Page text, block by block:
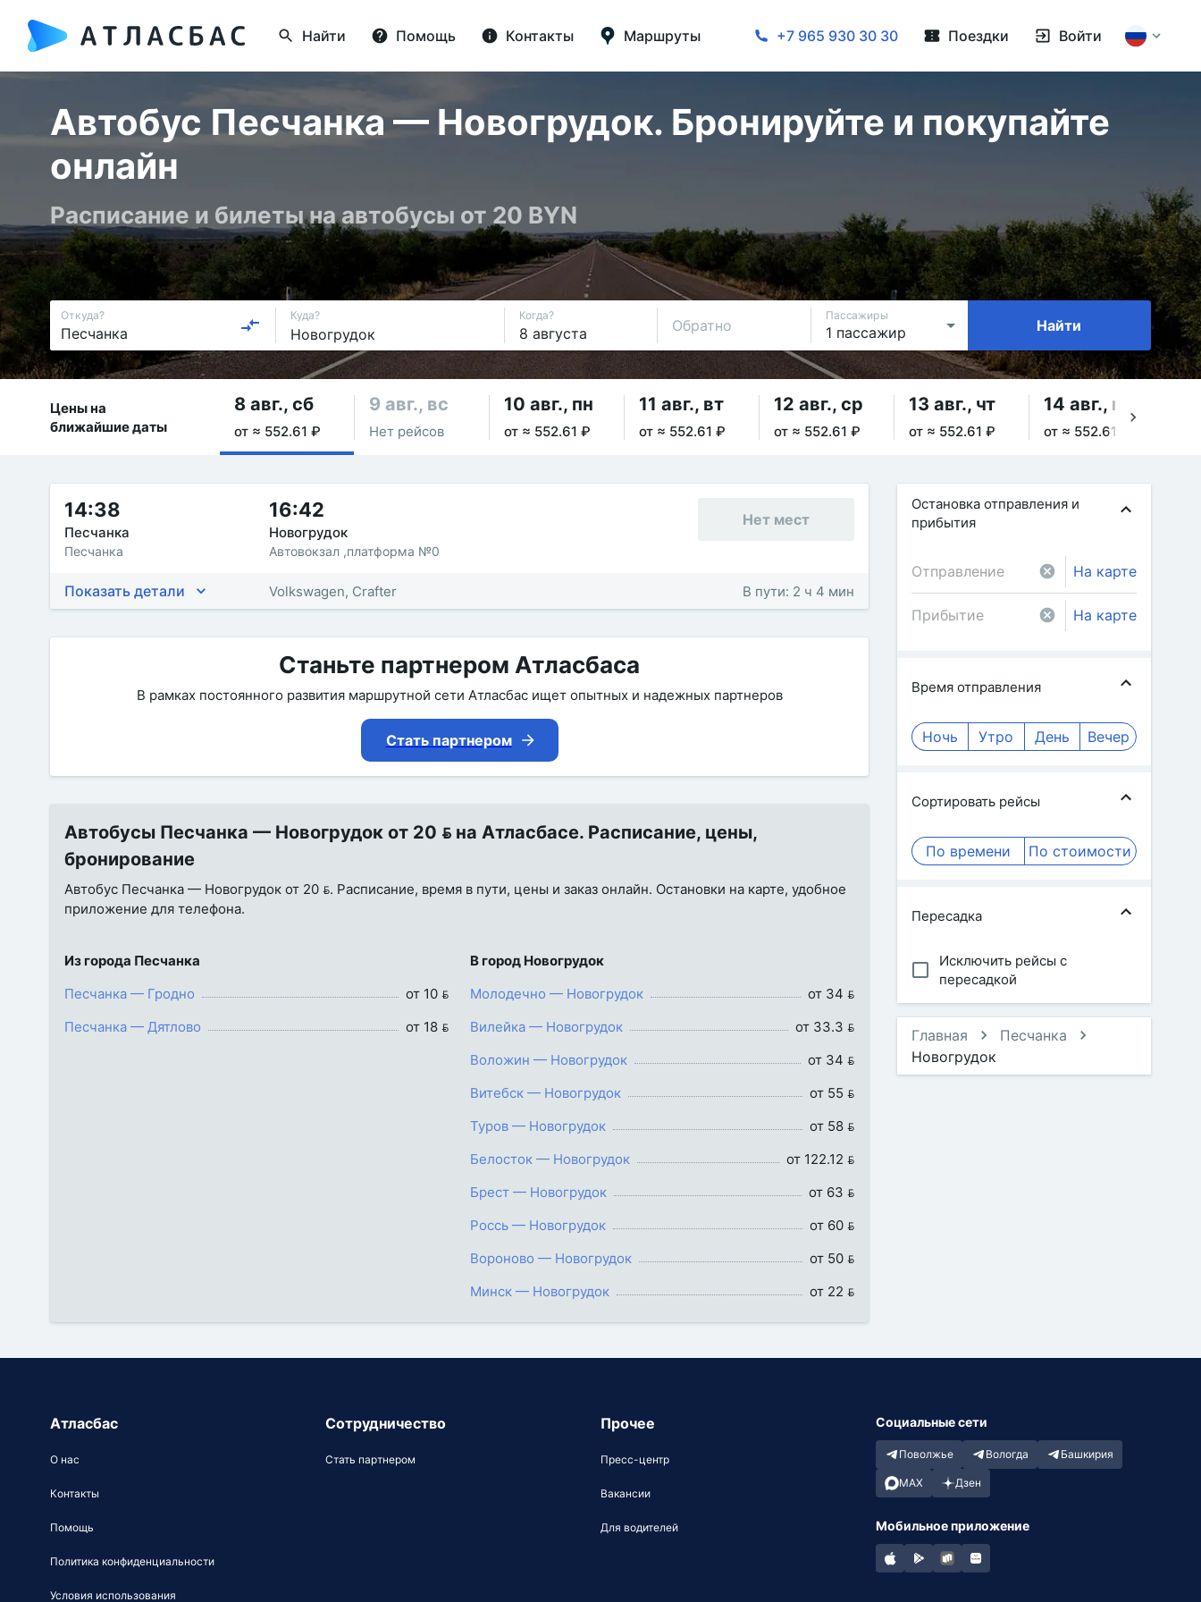
Найти Помощь Контакты Маршруты +7 965 930 30 30 Поездки Войти
Автобус Песчанка — Новогрудок. Бронируйте и покупайте
онлайн
Расписание и билеты на автобусы от 20 BYN
Откуда? Куда? Когда?
Обратно
Пассажиры
Найти
Цены на
ближайшие даты
8 авг., сб
от ≈ 552.61 ₽
9 авг., вс
Нет рейсов
10 авг., пн
от ≈ 552.61 ₽
11 авг., вт
от ≈ 552.61 ₽
12 авг., ср
от ≈ 552.61 ₽
13 авг., чт
от ≈ 552.61 ₽
14 авг., пт
от ≈ 552.61 ₽
14:38
Песчанка
Песчанка
16:42
Новогрудок
Автовокзал ,платформа №0
Нет мест
Показать детали Volkswagen, Crafter В пути: 2 ч 4 мин
Станьте партнером Атласбаса
В рамках постоянного развития маршрутной сети Атласбас ищет опытных и надежных партнеров
Стать партнером
Автобусы Песчанка — Новогрудок от 20  на Атласбасе. Расписание, цены,
бронирование
Автобус Песчанка — Новогрудок от 20 . Расписание, время в пути, цены и заказ онлайн. Остановки на карте, удобное
приложение для телефона.
Из города Песчанка
Песчанка — Гродно
от 10 
Песчанка — Дятлово
от 18 
В город Новогрудок
Молодечно — Новогрудок
от 34 
Вилейка — Новогрудок
от 33.3 
Воложин — Новогрудок
от 34 
Витебск — Новогрудок
от 55 
Туров — Новогрудок
от 58 
Белосток — Новогрудок
от 122.12 
Брест — Новогрудок
от 63 
Россь — Новогрудок
от 60 
Вороново — Новогрудок
от 50 
Минск — Новогрудок
от 22 
Остановка отправления и
прибытия
На карте
На карте
Время отправления
Ночь Утро День Вечер
Сортировать рейсы
По времени По стоимости
Пересадка
Исключить рейсы с
пересадкой
Главная
Песчанка
Новогрудок
Атласбас
О нас
Контакты
Помощь
Политика конфиденциальности
Условия использования
Сотрудничество
Стать партнером
Прочее
Пресс-центр
Вакансии
Для водителей
Социальные сети
Поволжье Вологда Башкирия
MAX Дзен
Мобильное приложение